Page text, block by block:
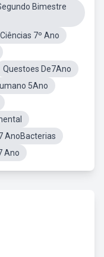
Bimestre
7º Ano
Questoes De7Ano
5Ano
AnoBacterias
Ano